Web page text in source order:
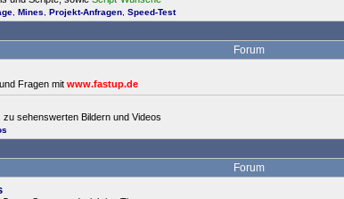
Mines Projekt-Anfragen Speed-Test
Forum
Fragen mit www.fastup.de
sehenswerten Bildern und Videos
Forum